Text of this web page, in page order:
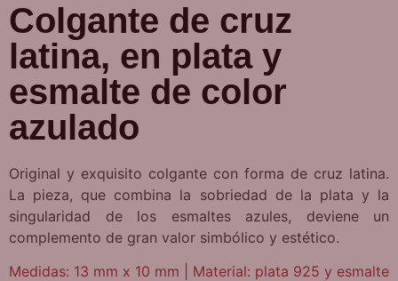
Colgante de cruz
latina, en plata y
esmalte de color
azulado
Original y exquisito colgante con forma de cruz latina.
La pieza, que combina la sobriedad de la plata y la
singularidad de los esmaltes azules, deviene un
complemento de gran valor simbólico y estético.
Medidas: 13 mm x 10 mm | Material: plata 925 y esmalte